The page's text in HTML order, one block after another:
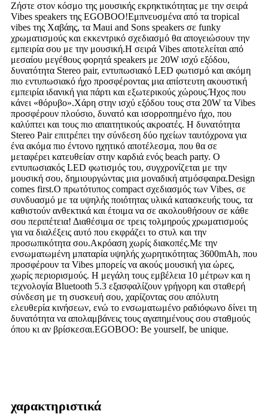
Ζήστε στον κόσμο της μουσικής εκρηκτικότητας με την σειρά
Vibes speakers της EGOBOO!Εμπνευσμένα από τα tropical
vibes της Χαβάης, τα Maui and Sons speakers σε funky
χρωματισμούς και εκκεντρικό σχεδιασμό θα απογειώσουν την
εμπειρία σου με την μουσική.Η σειρά Vibes αποτελείται από
μεσαίου μεγέθους φορητά speakers με 20W ισχύ εξόδου,
δυνατότητα Stereo pair, εντυπωσιακό LED φωτισμό και ακόμη
πιο εντυπωσιακό ήχο προσφέροντας μια απίστευτη ακουστική
εμπειρία ιδανική για πάρτι και εξωτερικούς χώρους.Ήχος που
κάνει «θόρυβο».Χάρη στην ισχύ εξόδου τους στα 20W τα Vibes
προσφέρουν πλούσιο, δυνατό και ισορροπημένο ήχο, που
καλύπτει και τους πιο απαιτητικούς ακροατές. Η δυνατότητα
Stereo Pair επιτρέπει την σύνδεση δύο ηχείων ταυτόχρονα για
ένα ακόμα πιο έντονο ηχητικό αποτέλεσμα, που θα σε
μεταφέρει κατευθείαν στην καρδιά ενός beach party. Ο
εντυπωσιακός LED φωτισμός του, συγχρονίζεται με την
μουσική σου, δημιουργώντας μια μοναδική ατμόσφαιρα.Design
comes first.Ο πρωτότυπος compact σχεδιασμός των Vibes, σε
συνδυασμό με τα υψηλής ποιότητας υλικά κατασκευής τους, τα
καθιστούν ανθεκτικά και έτοιμα να σε ακολουθήσουν σε κάθε
σου περιπέτεια! Διαθέσιμα σε τρεις τολμηρούς χρωματισμούς
για να διαλέξεις αυτό που εκφράζει το στυλ και την
προσωπικότητα σου.Ακρόαση χωρίς διακοπές.Με την
ενσωματωμένη μπαταρία υψηλής χωρητικότητας 3600mAh, που
προσφέρουν τα Vibes μπορείς να ακούς μουσική για ώρες,
χωρίς περιορισμούς. Η μεγάλη τους εμβέλεια 10 μέτρων και η
τεχνολογία Bluetooth 5.3 εξασφαλίζουν γρήγορη και σταθερή
σύνδεση με τη συσκευή σου, χαρίζοντας σου απόλυτη
ελευθερία κινήσεων, ενώ το ενσωματωμένο ραδιόφωνο δίνει τη
δυνατότητα να απολαμβάνεις τους αγαπημένους σου σταθμούς
όπου κι αν βρίσκεσαι.EGOBOO: Be yourself, be unique.
χαρακτηριστικά